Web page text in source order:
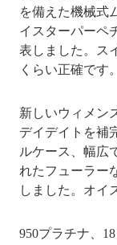
を備えた機械式
イスターパーペ
表しました。ス
くらい正確です。
新しいウィメン
デイデイトを補
ルケース、幅広
れたフューラー
しました。オイ
950プラチナ、